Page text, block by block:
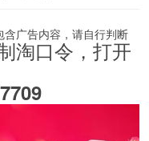
广告内容，请自行判断
淘口令，打开